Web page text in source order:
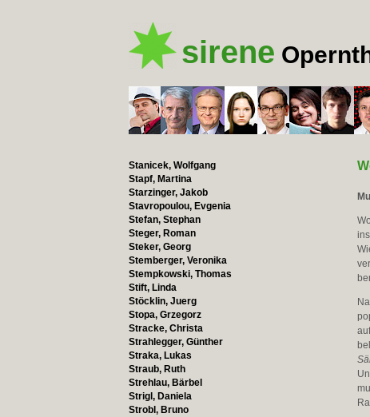
sirene
Stanicek, Wolfgang
Stapf, Martina
Starzinger, Jakob
Stavropoulou, Evgenia
Stefan, Stephan
Steger, Roman
Steker, Georg
Stemberger, Veronika
Stempkowski, Thomas
Stift, Linda
Stöcklin, Juerg
Stopa, Grzegorz
Stracke, Christa
Strahlegger, Günther
Straka, Lukas
Straub, Ruth
Strehlau, Bärbel
Strigl, Daniela
Strobl, Bruno